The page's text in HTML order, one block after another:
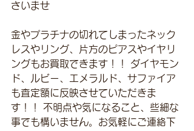
さいませ
金やプラチナの切れてしまったネック
レスやリング、片方のピアスやイヤリ
ングもお買取できます！！ ダイヤモン
ド、ルビー、エメラルド、サファイア
も査定額に反映させていただきま
す！！ 不明点や気になること、些細な
事でも構いません。お気軽にご連絡下